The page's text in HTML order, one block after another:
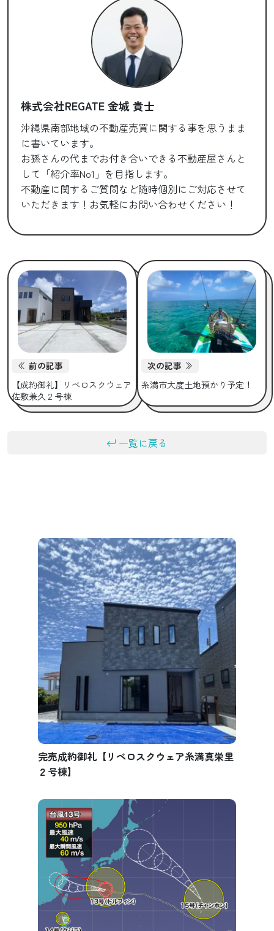
株式会社REGATE 金城 貴士
沖縄県南部地域の不動産売買に関する事を思うまま
に書いています。
お孫さんの代までお付き合いできる不動産屋さんと
して「紹介率No1」を目指します。
不動産に関するご質問など随時個別にご対応させて
いただきます！お気軽にお問い合わせください！
前の記事
【成約御礼】リベロスクウェア
佐敷兼久２号棟
次の記事
糸満市大度土地預かり予定！
一覧に戻る
完売成約御礼【リベロスクウェア糸満真栄里
２号棟】